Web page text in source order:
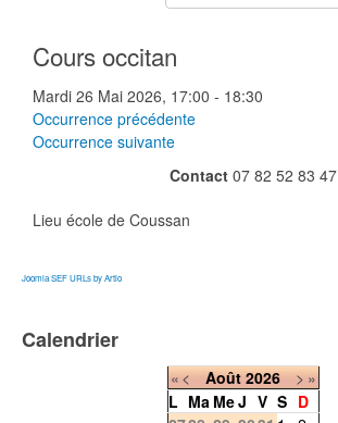
Cours occitan
Mardi 26 Mai 2026, 17:00 - 18:30
Occurrence précédente
Occurrence suivante
Contact07 82 52 83 47
Lieu école de Coussan
Joomla SEF URLs by Artio
Calendrier
«< Août 2026 >»
L Ma MeJ V S D